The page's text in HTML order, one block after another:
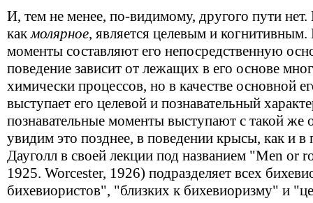
И, тем не менее, по-видимому, другого пути нет.
какмолярное, является целевым и
моменты составляют его непосредственную
поведение зависит от лежащих в его основе
химически процессов, но в качестве основной
выступает его целевой и познавательный
познавательные моменты выступают с такой же
увидим это позднее, в поведении крысы, как и
Дауголл в своей лекции под названием "Men or
1925. Worcester, 1926) подразделяет всех
бихевиористов", "близких к бихевиоризму" и